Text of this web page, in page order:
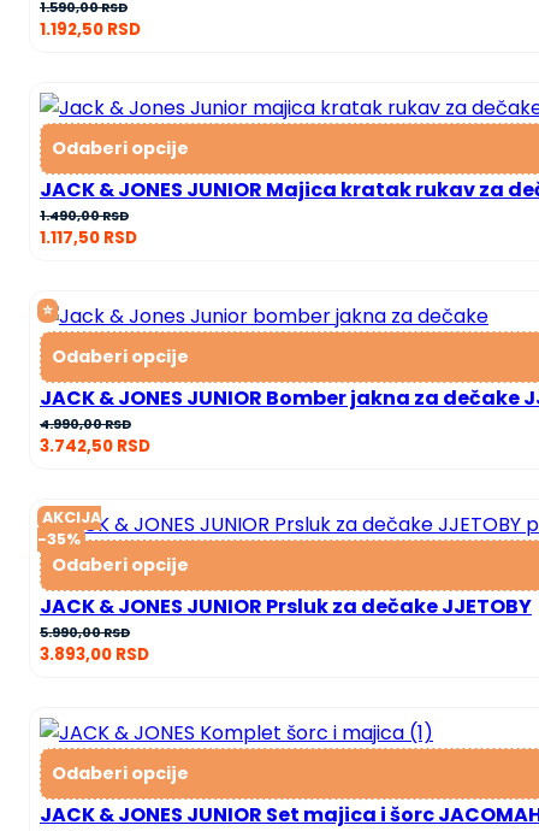
1.590,00RSD
1.192,50 RSD
Odaberi opcije
JACK & JONES JUNIOR Majica kratak rukav za
1.490,00RSD
1.117,50 RSD
⭐
Odaberi opcije
JACK & JONES JUNIOR Bomber jakna za dečake
4.990,00RSD
3.742,50 RSD
AKCIJA
-35%
Odaberi opcije
JACK & JONES JUNIOR Prsluk za dečake JJETOBY
5.990,00RSD
Оригинална
цена
била:
5.990,00 RSD.
3.893,00 RSD
Тренутна
цена
3.893,00 RSD.
Odaberi opcije
JACK & JONES JUNIOR Set majica i šorc